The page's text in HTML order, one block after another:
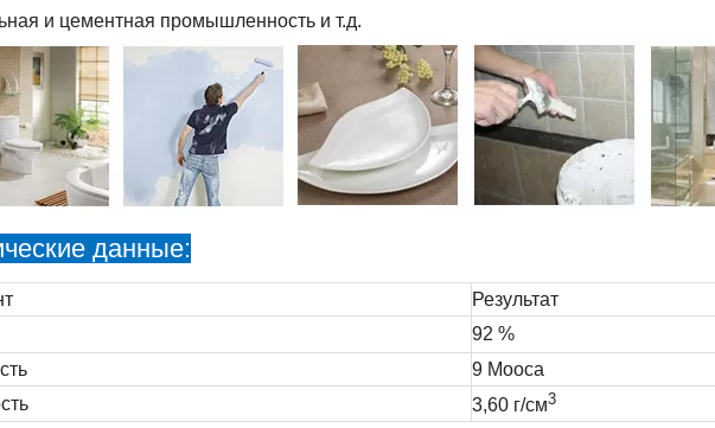
и цементная промышленность и т.д.
данные:
Результат
92 %
9 Мооса
3,60 г/см3